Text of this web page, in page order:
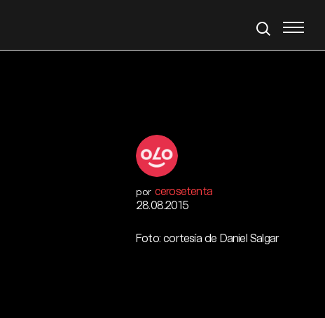
por cerosetenta
28.08.2015
Foto: cortesía de Daniel Salgar